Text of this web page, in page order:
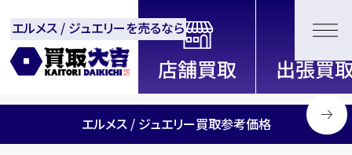
全国2200店舗以上展開中！信頼と実績の買取専門店「買取大
吉」
エルメス / ジュエリーを売るなら
エルメス / ジュエリー買取参考価格